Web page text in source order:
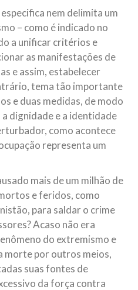
nem delimita um
– como é indicado no
a unificar critérios e
as manifestações de
e assim, estabelecer
tema tão importante
e duas medidas, de modo
dignidade e a identidade
como acontece
representa um
mais de um milhão de
e feridos, como
para saldar o crime
Acaso não era
do extremismo e
morte por outros meios,
suas fontes de
da força contra